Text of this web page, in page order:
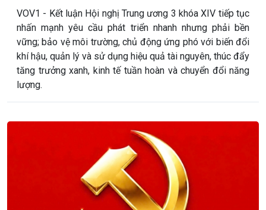
VOV1 - Kết luận Hội nghị Trung ương 3 khóa XIV tiếp tục
nhấn mạnh yêu cầu phát triển nhanh nhưng phải bền
vững; bảo vệ môi trường, chủ động ứng phó với biến đổi
khí hậu, quản lý và sử dụng hiệu quả tài nguyên, thúc đẩy
tăng trưởng xanh, kinh tế tuần hoàn và chuyển đổi năng
lượng.